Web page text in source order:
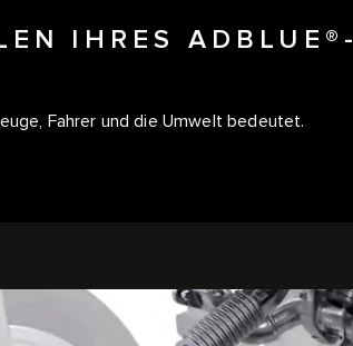
IHRES ADBLUE®-
Fahrer und die Umwelt bedeutet.